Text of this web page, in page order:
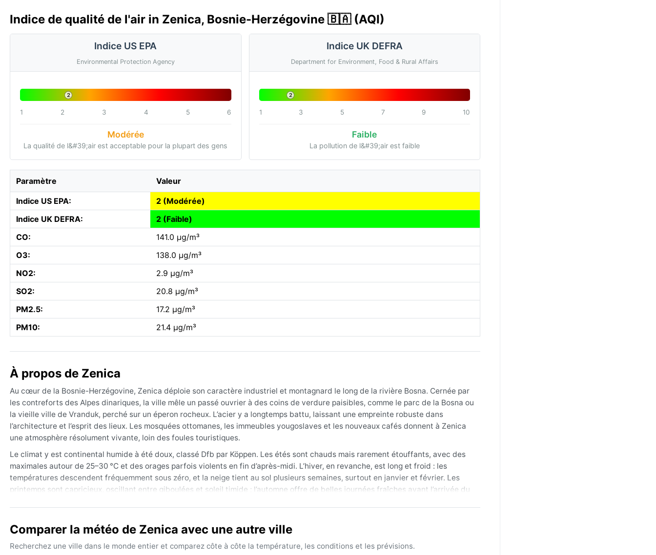
Indice de qualité de l'air in Zenica, Bosnie-Herzégovine 🇧🇦 (AQI)
Indice US EPA
Environmental Protection Agency
2
1 2 3 4 5 6
Modérée
La qualité de l&#39;air est acceptable pour la plupart des gens
Indice UK DEFRA
Department for Environment, Food & Rural Affairs
2
1 3 5 7 9 10
Faible
La pollution de l&#39;air est faible
Paramètre Valeur
Indice US EPA:
2 (Modérée)
Indice UK DEFRA:
2 (Faible)
CO:
141.0 µg/m³
O3:
138.0 µg/m³
NO2:
2.9 µg/m³
SO2:
20.8 µg/m³
PM2.5:
17.2 µg/m³
PM10:
21.4 µg/m³
À propos de Zenica
Au cœur de la Bosnie-Herzégovine, Zenica déploie son caractère industriel et montagnard le long de la rivière Bosna. Cernée par
les contreforts des Alpes dinariques, la ville mêle un passé ouvrier à des coins de verdure paisibles, comme le parc de la Bosna ou
la vieille ville de Vranduk, perché sur un éperon rocheux. L’acier y a longtemps battu, laissant une empreinte robuste dans
l’architecture et l’esprit des lieux. Les mosquées ottomanes, les immeubles yougoslaves et les nouveaux cafés donnent à Zenica
une atmosphère résolument vivante, loin des foules touristiques.
Le climat y est continental humide à été doux, classé Dfb par Köppen. Les étés sont chauds mais rarement étouffants, avec des
maximales autour de 25–30 °C et des orages parfois violents en fin d’après-midi. L’hiver, en revanche, est long et froid : les
températures descendent fréquemment sous zéro, et la neige tient au sol plusieurs semaines, surtout en janvier et février. Les
printemps sont capricieux, oscillant entre giboulées et soleil timide ; l’automne offre de belles journées fraîches avant l’arrivée du
imperméable pour l’été. Des chaussures robustes sont utiles en toutes saisons à cause des rues parfois inégales.
La meilleure période pour profiter de Zenica sans subir les extrêmes est la fin du printemps (mai–juin) ou le début de l’automne
(septembre). Les températures y sont agréables, le ciel souvent dégagé, et les paysages verdoyants. En hiver, les épais
Comparer la météo de Zenica avec une autre ville
Recherchez une ville dans le monde entier et comparez côte à côte la température, les conditions et les prévisions.